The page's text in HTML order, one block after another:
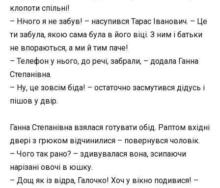
клопоти спільні!
– Нічого я не забув! – насупився Тарас Іванович. – Це
ти забула, якою сама була в його віці. З ним і батьки
не впораються, а ми й тим паче!
– Телефон у нього, до речі, забрали, – додала Ганна
Степанівна.
– Ну, це зовсім біда! – остаточно засмутився дідусь і
пішов у двір.
Ганна Степанівна взялася готувати обід. Раптом вхідні
двері з грюком відчинилися – повернувся чоловік.
– Чого так рано? – здивувалася вона, зсипаючи
нарізані овочі в юшку.
– Дощ як із відра, Галочко! Хоч у вікно подивися! –